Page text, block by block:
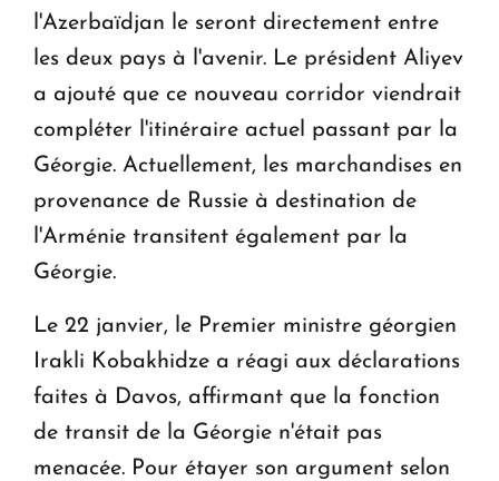
l'Azerbaïdjan le seront directement entre
les deux pays à l'avenir. Le président Aliyev
a ajouté que ce nouveau corridor viendrait
compléter l'itinéraire actuel passant par la
Géorgie. Actuellement, les marchandises en
provenance de Russie à destination de
l'Arménie transitent également par la
Géorgie.
Le 22 janvier, le Premier ministre géorgien
Irakli Kobakhidze a réagi aux déclarations
faites à Davos, affirmant que la fonction
de transit de la Géorgie n'était pas
menacée. Pour étayer son argument selon